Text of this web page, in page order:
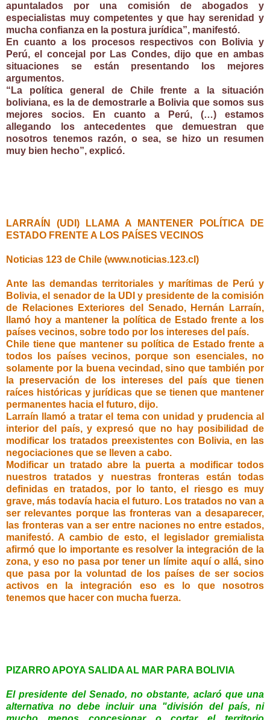
apuntalados por una comisión de abogados y
especialistas muy competentes y que hay serenidad y
mucha confianza en la postura jurídica”, manifestó.
En cuanto a los procesos respectivos con Bolivia y
Perú, el concejal por Las Condes, dijo que en ambas
situaciones se están presentando los mejores
argumentos.
“La política general de Chile frente a la situación
boliviana, es la de demostrarle a Bolivia que somos sus
mejores socios. En cuanto a Perú, (…) estamos
allegando los antecedentes que demuestran que
nosotros tenemos razón, o sea, se hizo un resumen
muy bien hecho”, explicó.
LARRAÍN (UDI) LLAMA A MANTENER POLÍTICA DE
ESTADO FRENTE A LOS PAÍSES VECINOS
Noticias 123 de Chile (www.noticias.123.cl)
Ante las demandas territoriales y marítimas de Perú y
Bolivia, el senador de la UDI y presidente de la comisión
de Relaciones Exteriores del Senado, Hernán Larraín,
llamó hoy a mantener la política de Estado frente a los
países vecinos, sobre todo por los intereses del país.
Chile tiene que mantener su política de Estado frente a
todos los países vecinos, porque son esenciales, no
solamente por la buena vecindad, sino que también por
la preservación de los intereses del país que tienen
raíces históricas y jurídicas que se tienen que mantener
permanentes hacia el futuro, dijo.
Larraín llamó a tratar el tema con unidad y prudencia al
interior del país, y expresó que no hay posibilidad de
modificar los tratados preexistentes con Bolivia, en las
negociaciones que se lleven a cabo.
Modificar un tratado abre la puerta a modificar todos
nuestros tratados y nuestras fronteras están todas
definidas en tratados, por lo tanto, el riesgo es muy
grave, más todavía hacia el futuro. Los tratados no van a
ser relevantes porque las fronteras van a desaparecer,
las fronteras van a ser entre naciones no entre estados,
manifestó. A cambio de esto, el legislador gremialista
afirmó que lo importante es resolver la integración de la
zona, y eso no pasa por tener un límite aquí o allá, sino
que pasa por la voluntad de los países de ser socios
activos en la integración eso es lo que nosotros
tenemos que hacer con mucha fuerza.
PIZARRO APOYA SALIDA AL MAR PARA BOLIVIA
El presidente del Senado, no obstante, aclaró que una
alternativa no debe incluir una "división del país, ni